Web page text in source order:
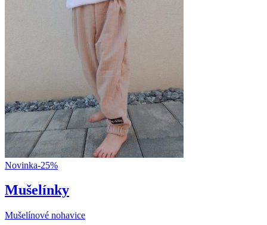
Novinka-25%
Mušelínky
Mušelínové nohavice